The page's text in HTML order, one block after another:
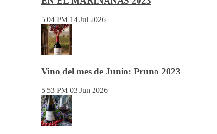
Vino del mes de Julio: PERDIDAS